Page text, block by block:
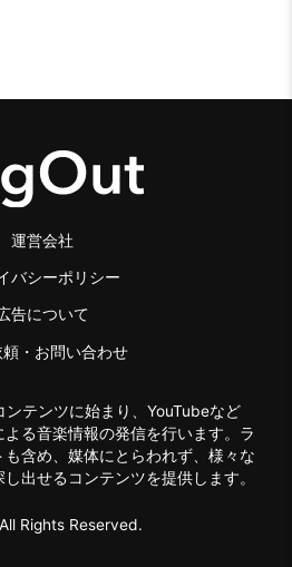
運営会社
バシーポリシー
告について
・お問い合わせ
テンツに始まり、YouTubeなど
る音楽情報の発信を行います。ラ
含め、媒体にとらわれず、様々な
出せるコンテンツを提供します。
Rights Reserved.